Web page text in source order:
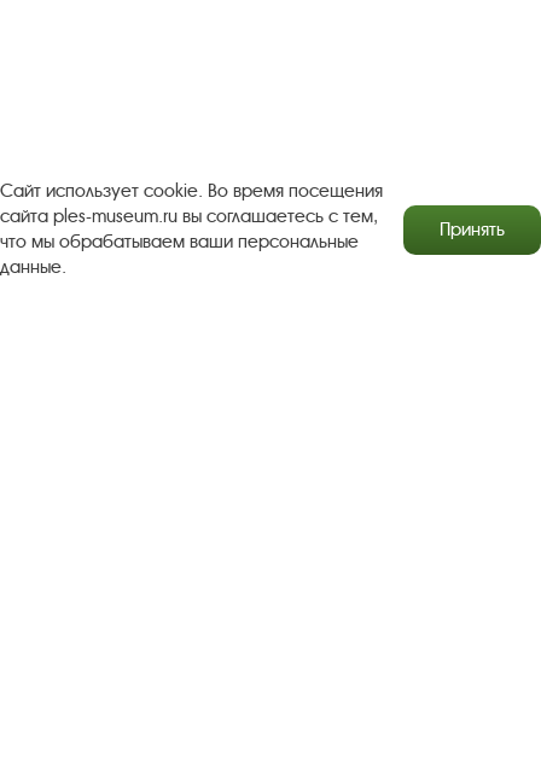
Антикоррупционная деятельность
Сайт использует cookie. Во время посещения
сайта ples-museum.ru вы соглашаетесь с тем,
что мы обрабатываем ваши персональные
данные.
Принять